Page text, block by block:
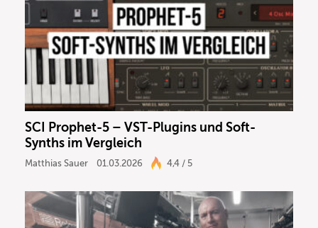
SCI Prophet-5 – VST-Plugins und Soft-
Synths im Vergleich
Matthias Sauer 01.03.2026 4,4 / 5